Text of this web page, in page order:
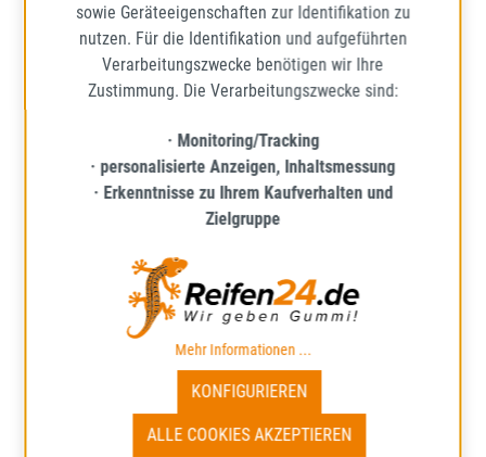
LAUFENN
175/70R13 82T BSW
WINTERREIFEN
D C
Mehr Informationen zum
Lieferzeit: ca. 1 - 5 Werktage*
sowie Geräteeigenschaften zur Identifikation zu
nutzen. Für die Identifikation und aufgeführten
Verarbeitungszwecke benötigen wir Ihre
Zustimmung. Die Verarbeitungszwecke sind:
· Monitoring/Tracking
· personalisierte Anzeigen, Inhaltsmessung
· Erkenntnisse zu Ihrem Kaufverhalten und
Zielgruppe
Mehr Informationen ...
KONFIGURIEREN
ALLE COOKIES AKZEPTIEREN